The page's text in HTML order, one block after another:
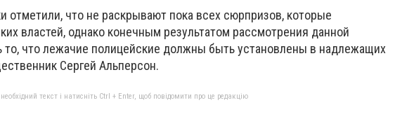
отметили, что не раскрывают пока всех сюрпризов, которые
властей, однако конечным результатом рассмотрения данной
что лежачие полицейские должны быть установлены в надлежащих
Сергей Альперсон.
текст і натисніть Ctrl + Enter, щоб повідомити про це редакцію